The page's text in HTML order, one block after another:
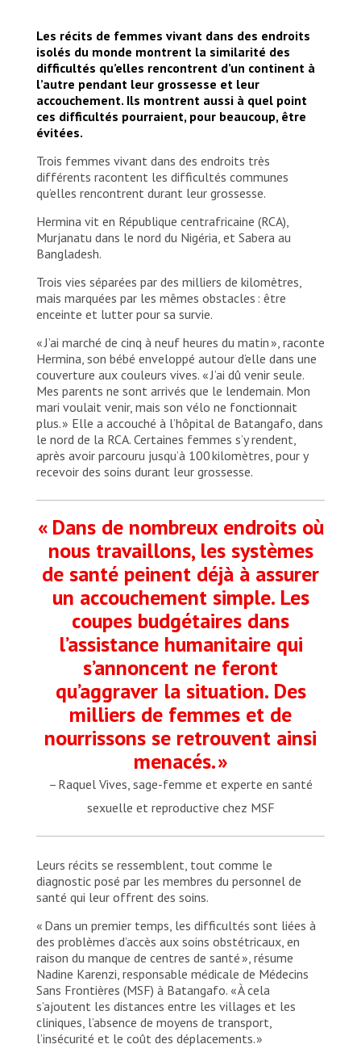
Les récits de femmes vivant dans des endroits
isolés du monde montrent la similarité des
difficultés qu’elles rencontrent d’un continent à
l’autre pendant leur grossesse et leur
accouchement. Ils montrent aussi à quel point
ces difficultés pourraient, pour beaucoup, être
évitées.
Trois femmes vivant dans des endroits très
différents racontent les difficultés communes
qu’elles rencontrent durant leur grossesse.
Hermina vit en République centrafricaine (RCA),
Murjanatu dans le nord du Nigéria, et Sabera au
Bangladesh.
Trois vies séparées par des milliers de kilomètres,
mais marquées par les mêmes obstacles : être
enceinte et lutter pour sa survie.
« J’ai marché de cinq à neuf heures du matin », raconte
Hermina, son bébé enveloppé autour d’elle dans une
couverture aux couleurs vives. « J’ai dû venir seule.
Mes parents ne sont arrivés que le lendemain. Mon
mari voulait venir, mais son vélo ne fonctionnait
plus. » Elle a accouché à l’hôpital de Batangafo, dans
le nord de la RCA. Certaines femmes s’y rendent,
après avoir parcouru jusqu’à 100 kilomètres, pour y
recevoir des soins durant leur grossesse.
« Dans de nombreux endroits où
nous travaillons, les systèmes
de santé peinent déjà à assurer
un accouchement simple. Les
coupes budgétaires dans
l’assistance humanitaire qui
s’annoncent ne feront
qu’aggraver la situation. Des
milliers de femmes et de
nourrissons se retrouvent ainsi
menacés. »
– Raquel Vives, sage-femme et experte en santé
sexuelle et reproductive chez MSF
Leurs récits se ressemblent, tout comme le
diagnostic posé par les membres du personnel de
santé qui leur offrent des soins.
« Dans un premier temps, les difficultés sont liées à
des problèmes d’accès aux soins obstétricaux, en
raison du manque de centres de santé », résume
Nadine Karenzi, responsable médicale de Médecins
Sans Frontières (MSF) à Batangafo. « À cela
s’ajoutent les distances entre les villages et les
cliniques, l’absence de moyens de transport,
l’insécurité et le coût des déplacements. »